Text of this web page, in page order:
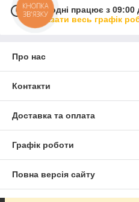
Сьогодні працює з 09:00
Показати весь графік
Про нас
Контакти
Доставка та оплата
Графік роботи
Повна версія сайту
КНОПКА
ЗВ'ЯЗКУ